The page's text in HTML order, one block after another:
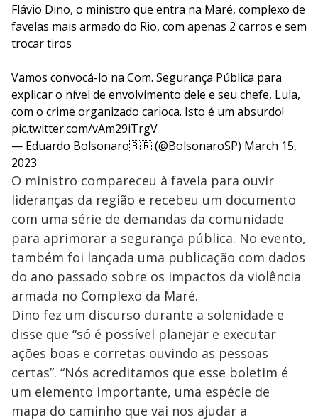
Flávio Dino, o ministro que entra na Maré, complexo de
favelas mais armado do Rio, com apenas 2 carros e sem
trocar tiros
Vamos convocá-lo na Com. Segurança Pública para
explicar o nível de envolvimento dele e seu chefe, Lula,
com o crime organizado carioca. Isto é um absurdo!
pic.twitter.com/vAm29iTrgV
— Eduardo Bolsonaro🇧🇷 (@BolsonaroSP) March 15,
2023
O ministro compareceu à favela para ouvir
lideranças da região e recebeu um documento
com uma série de demandas da comunidade
para aprimorar a segurança pública. No evento,
também foi lançada uma publicação com dados
do ano passado sobre os impactos da violência
armada no Complexo da Maré.
Dino fez um discurso durante a solenidade e
disse que “só é possível planejar e executar
ações boas e corretas ouvindo as pessoas
certas”. “Nós acreditamos que esse boletim é
um elemento importante, uma espécie de
mapa do caminho que vai nos ajudar a